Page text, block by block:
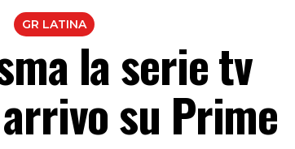
GR LATINA
la serie tv
su Prime